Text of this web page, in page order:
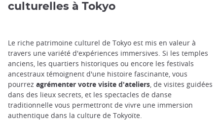
culturelles à Tokyo
Le riche patrimoine culturel de Tokyo est mis en valeur à
travers une variété d'expériences immersives. Si les temples
anciens, les quartiers historiques ou encore les festivals
ancestraux témoignent d'une histoire fascinante, vous
pourrez agrémenter votre visite d'ateliers, de visites guidées
dans des lieux secrets, et les spectacles de danse
traditionnelle vous permettront de vivre une immersion
authentique dans la culture de Tokyoïte.